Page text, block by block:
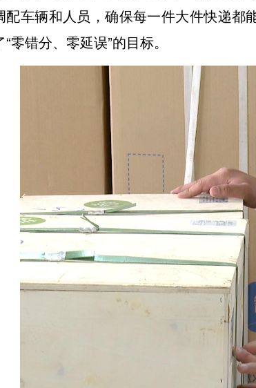
配车辆和人员，确保每一件大件快递都
“零错分、零延误”的目标。